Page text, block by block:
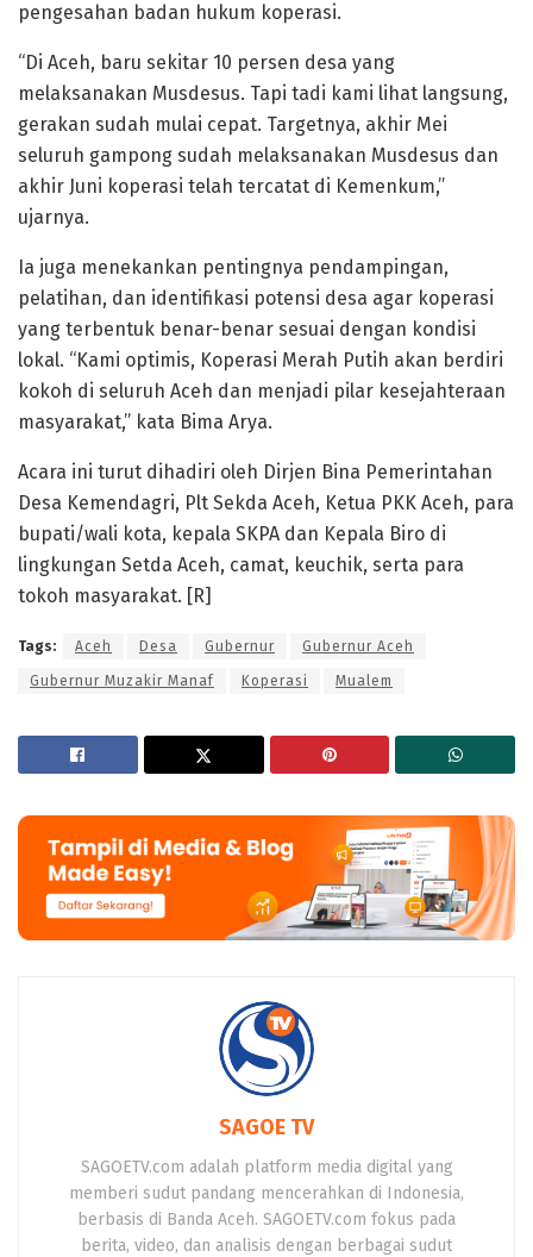
pengesahan badan hukum koperasi.
“Di Aceh, baru sekitar 10 persen desa yang
melaksanakan Musdesus. Tapi tadi kami lihat langsung,
gerakan sudah mulai cepat. Targetnya, akhir Mei
seluruh gampong sudah melaksanakan Musdesus dan
akhir Juni koperasi telah tercatat di Kemenkum,”
ujarnya.
Ia juga menekankan pentingnya pendampingan,
pelatihan, dan identifikasi potensi desa agar koperasi
yang terbentuk benar-benar sesuai dengan kondisi
lokal. “Kami optimis, Koperasi Merah Putih akan berdiri
kokoh di seluruh Aceh dan menjadi pilar kesejahteraan
masyarakat,” kata Bima Arya.
Acara ini turut dihadiri oleh Dirjen Bina Pemerintahan
Desa Kemendagri, Plt Sekda Aceh, Ketua PKK Aceh, para
bupati/wali kota, kepala SKPA dan Kepala Biro di
lingkungan Setda Aceh, camat, keuchik, serta para
tokoh masyarakat. [R]
Tags: Aceh Desa Gubernur Gubernur Aceh
Gubernur Muzakir Manaf Koperasi Mualem
SAGOE TV
SAGOETV.com adalah platform media digital yang
memberi sudut pandang mencerahkan di Indonesia,
berbasis di Banda Aceh. SAGOETV.com fokus pada
berita, video, dan analisis dengan berbagai sudut